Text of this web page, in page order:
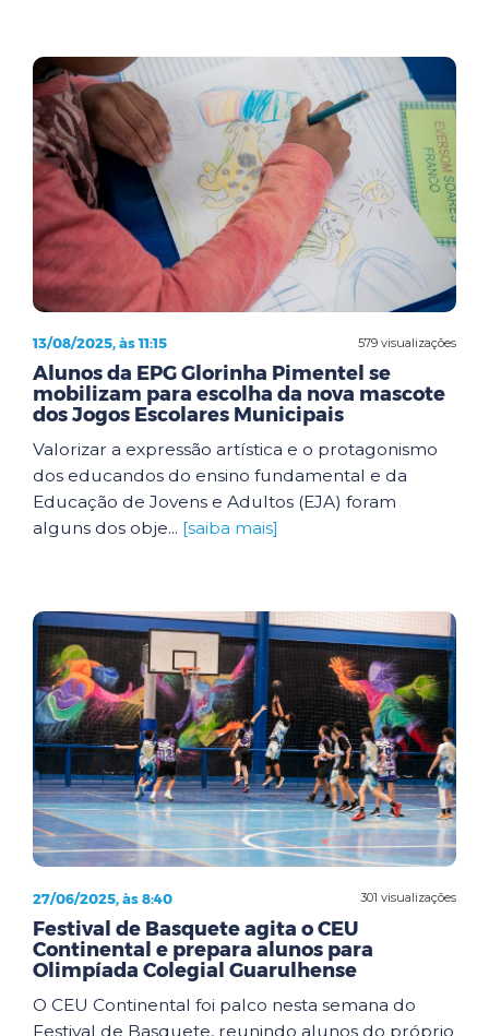
579 visualizações
13/08/2025, às 11:15
Alunos da EPG Glorinha Pimentel se
mobilizam para escolha da nova mascote
dos Jogos Escolares Municipais
Valorizar a expressão artística e o protagonismo
dos educandos do ensino fundamental e da
Educação de Jovens e Adultos (EJA) foram
alguns dos obje... [saiba mais]
301 visualizações
27/06/2025, às 8:40
Festival de Basquete agita o CEU
Continental e prepara alunos para
Olimpíada Colegial Guarulhense
O CEU Continental foi palco nesta semana do
Festival de Basquete, reunindo alunos do próprio